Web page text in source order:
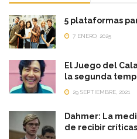
5 plataformas
7 ENERO, 2025
El Juego del
la segunda
29 SEPTIEMBRE, 2021
Dahmer: La
de recibir